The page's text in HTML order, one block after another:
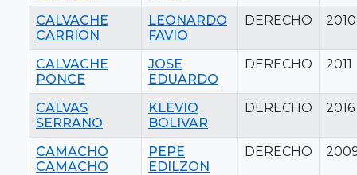
CALVACHE
CARRION
LEONARDO
FAVIO
DERECHO 2010
CALVACHE
PONCE
JOSE
EDUARDO
DERECHO 2011
CALVAS
SERRANO
KLEVIO
BOLIVAR
DERECHO 2016
CAMACHO
CAMACHO
PEPE
EDILZON
DERECHO